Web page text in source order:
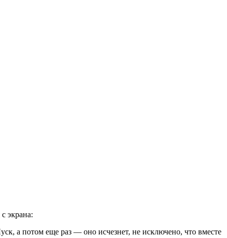
экрана:
а потом еще раз — оно исчезнет, не исключено, что вместе